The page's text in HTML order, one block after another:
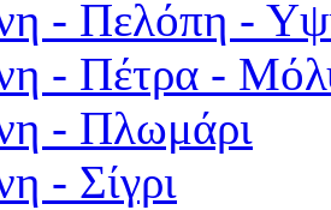
- Πελόπη -
- Πέτρα -
- Πλωμάρι
- Σίγρι